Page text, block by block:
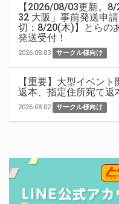
【2026/08/03更新。
32 大阪」事前発送申
切：8/20(木)】とらの
発送受付！
2026.08.03 サークル様向け
【重要】大型イベン
返本、指定住所宛て返
2026.08.02 サークル様向け